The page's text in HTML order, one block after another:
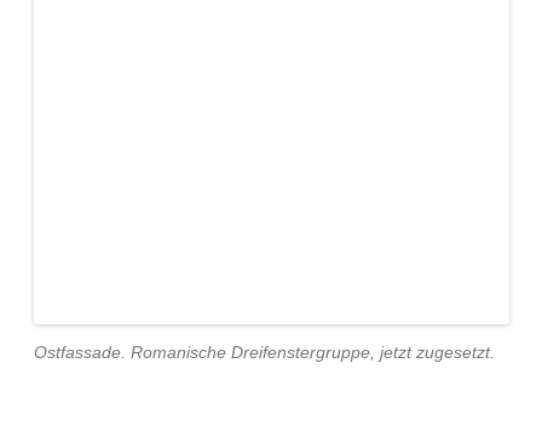
Ostfassade. Romanische Dreifenstergruppe, jetzt zugesetzt.